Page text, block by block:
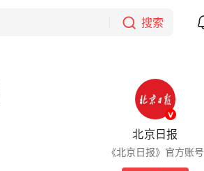
搜索
北京日报
《北京日报》官方账号